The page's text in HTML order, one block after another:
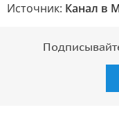
Источник: Канал в